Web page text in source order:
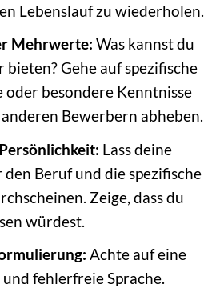
Lebenslauf zu wiederholen.
Mehrwerte: Was kannst du
Gehe auf spezifische
oder besondere Kenntnisse
Bewerbern abheben.
Lass deine
Beruf und die spezifische
Zeige, dass du
würdest.
Achte auf eine
fehlerfreie Sprache.